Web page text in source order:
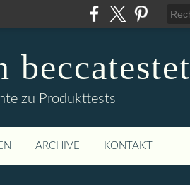
beccatestet
zu Produkttests
ARCHIVE KONTAKT